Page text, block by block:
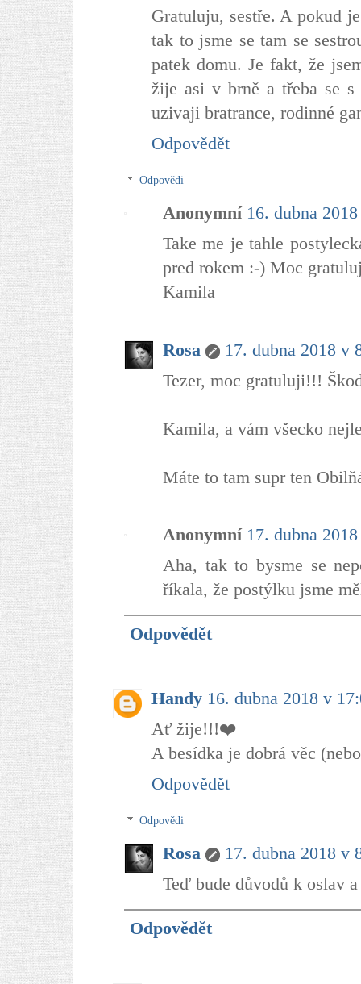
Gratuluju, sestře. A pokud
tak to jsme se tam se
patek domu. Je fakt, že
žije asi v brně a třeba se
uzivaji bratrance, rodinné
Odpovědět
Odpovědi
Anonymní 16. dubna
Take me je tahle
pred rokem :-) Moc
Kamila
Rosa
17. dubna 2018 v
Tezer, moc gratuluji!!!
Kamila, a vám všecko
Máte to tam supr ten
Anonymní 17. dubna
Aha, tak to bysme se
říkala, že postýlku jsme
Odpovědět
Handy 16. dubna 2018 v
Ať žije!!!❤️
A besídka je dobrá věc
Odpovědět
Odpovědi
Rosa
17. dubna 2018 v
Teď bude důvodů k oslav
Odpovědět